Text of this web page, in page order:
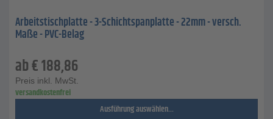
Arbeitstischplatte - 3-Schichtspanplatte - 22mm - versch.
Maße - PVC-Belag
ab€188,86
Preis inkl. MwSt.
versandkostenfrei
Ausführung auswählen...